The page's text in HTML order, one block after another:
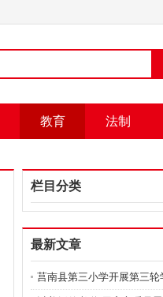
教育 法制
栏目分类
最新文章